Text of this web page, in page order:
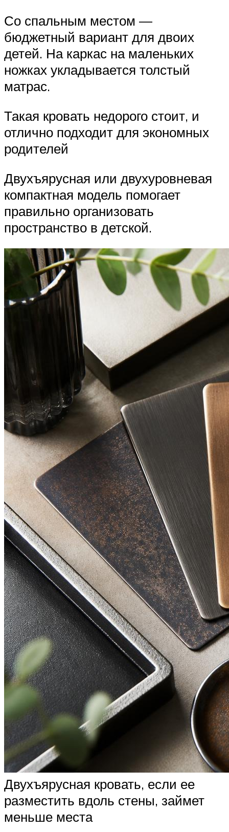
Со спальным местом —
бюджетный вариант для двоих
детей. На каркас на маленьких
ножках укладывается толстый
матрас.
Такая кровать недорого стоит, и
отлично подходит для экономных
родителей
Двухъярусная или двухуровневая
компактная модель помогает
правильно организовать
пространство в детской.
Двухъярусная кровать, если ее
разместить вдоль стены, займет
меньше места